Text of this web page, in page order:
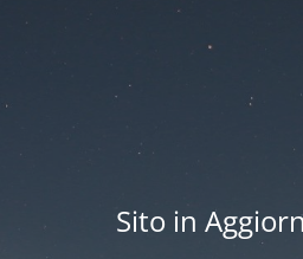
Sito in